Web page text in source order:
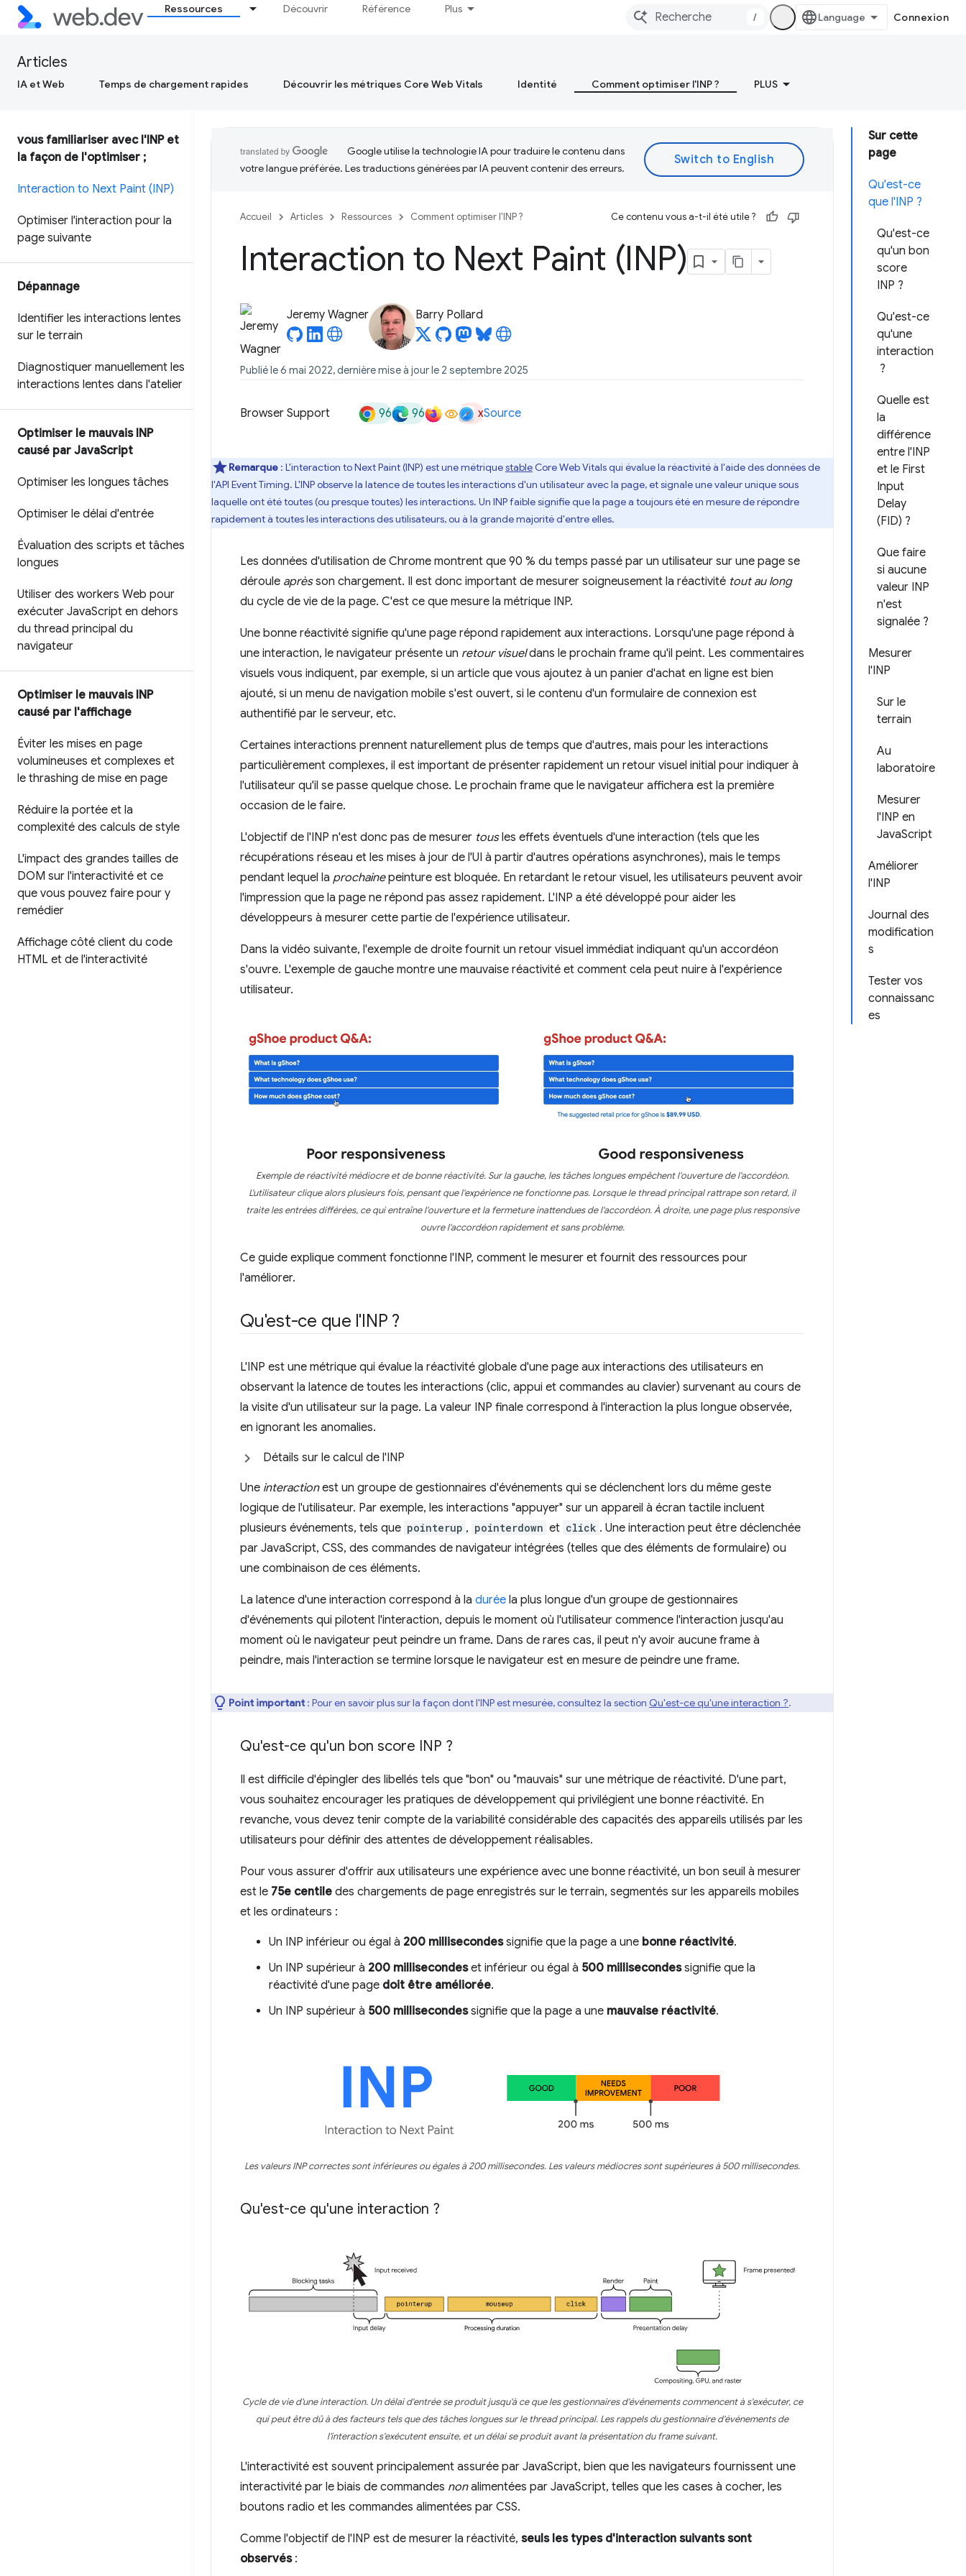
Ressources Découvrir Référence Plus
/ Connexion
Articles
IA et Web Temps de chargement rapides Découvrir les métriques Core Web Vitals Identité Comment optimiser l'INP ? PLUS
vous familiariser avec l'INP et
la façon de l'optimiser ;
Interaction to Next Paint (INP)
Optimiser l'interaction pour la
page suivante
Dépannage
Identifier les interactions lentes
sur le terrain
Diagnostiquer manuellement les
interactions lentes dans l'atelier
Optimiser le mauvais INP
causé par JavaScript
Optimiser les longues tâches
Optimiser le délai d'entrée
Évaluation des scripts et tâches
longues
Utiliser des workers Web pour
exécuter JavaScript en dehors
du thread principal du
navigateur
Optimiser le mauvais INP
causé par l'affichage
Éviter les mises en page
volumineuses et complexes et
le thrashing de mise en page
Réduire la portée et la
complexité des calculs de style
L'impact des grandes tailles de
DOM sur l'interactivité et ce
que vous pouvez faire pour y
remédier
Affichage côté client du code
HTML et de l'interactivité
Sur cette
page
Qu'est-ce
que l'INP ?
Qu'est-ce
qu'un bon
score
INP ?
Qu'est-ce
qu'une
interaction
?
Quelle est
la
différence
entre l'INP
et le First
Input
Delay
(FID) ?
Que faire
si aucune
valeur INP
n'est
signalée ?
Mesurer
l'INP
Sur le
terrain
Au
laboratoire
Mesurer
l'INP en
JavaScript
Améliorer
l'INP
Journal des
modification
s
Tester vos
connaissanc
es
Google utilise la technologie IA pour traduire le contenu dans
votre langue préférée. Les traductions générées par IA peuvent contenir des erreurs.
Accueil Articles Ressources Comment optimiser l'INP ? Ce contenu vous a-t-il été utile ?
Interaction to Next Paint (INP)
Jeremy Wagner Barry Pollard
Publié le 6 mai 2022, dernière mise à jour le 2 septembre 2025
Browser Support 96 96 xSource
Remarque : L'interaction to Next Paint (INP) est une métriquestable Core Web Vitals qui évalue la réactivité à l'aide des données de
l'API Event Timing. L'INP observe la latence de toutes les interactions d'un utilisateur avec la page, et signale une valeur unique sous
laquelle ont été toutes (ou presque toutes) les interactions. Un INP faible signifie que la page a toujours été en mesure de répondre
rapidement à toutes les interactions des utilisateurs, ou à la grande majorité d'entre elles.
Les données d'utilisation de Chrome montrent que 90 % du temps passé par un utilisateur sur une page se
déroule aprèsson chargement. Il est donc important de mesurer soigneusement la réactivité tout au long
du cycle de vie de la page. C'est ce que mesure la métrique INP.
Une bonne réactivité signifie qu'une page répond rapidement aux interactions. Lorsqu'une page répond à
une interaction, le navigateur présente un retour visueldans le prochain frame qu'il peint. Les commentaires
visuels vous indiquent, par exemple, si un article que vous ajoutez à un panier d'achat en ligne est bien
ajouté, si un menu de navigation mobile s'est ouvert, si le contenu d'un formulaire de connexion est
authentifié par le serveur, etc.
Certaines interactions prennent naturellement plus de temps que d'autres, mais pour les interactions
particulièrement complexes, il est important de présenter rapidement un retour visuel initial pour indiquer à
l'utilisateur qu'il se passe quelque chose. Le prochain frame que le navigateur affichera est la première
occasion de le faire.
L'objectif de l'INP n'est donc pas de mesurer tousles effets éventuels d'une interaction (tels que les
récupérations réseau et les mises à jour de l'UI à partir d'autres opérations asynchrones), mais le temps
pendant lequel la prochainepeinture est bloquée. En retardant le retour visuel, les utilisateurs peuvent avoir
l'impression que la page ne répond pas assez rapidement. L'INP a été développé pour aider les
développeurs à mesurer cette partie de l'expérience utilisateur.
Dans la vidéo suivante, l'exemple de droite fournit un retour visuel immédiat indiquant qu'un accordéon
s'ouvre. L'exemple de gauche montre une mauvaise réactivité et comment cela peut nuire à l'expérience
utilisateur.
Exemple de réactivité médiocre et de bonne réactivité. Sur la gauche, les tâches longues empêchent l'ouverture de l'accordéon.
L'utilisateur clique alors plusieurs fois, pensant que l'expérience ne fonctionne pas. Lorsque le thread principal rattrape son retard, il
traite les entrées différées, ce qui entraîne l'ouverture et la fermeture inattendues de l'accordéon. À droite, une page plus responsive
ouvre l'accordéon rapidement et sans problème.
Ce guide explique comment fonctionne l'INP, comment le mesurer et fournit des ressources pour
l'améliorer.
Qu'est-ce que l'INP ?
L'INP est une métrique qui évalue la réactivité globale d'une page aux interactions des utilisateurs en
observant la latence de toutes les interactions (clic, appui et commandes au clavier) survenant au cours de
la visite d'un utilisateur sur la page. La valeur INP finale correspond à l'interaction la plus longue observée,
en ignorant les anomalies.
Détails sur le calcul de l'INP
Une interactionest un groupe de gestionnaires d'événements qui se déclenchent lors du même geste
logique de l'utilisateur. Par exemple, les interactions "appuyer" sur un appareil à écran tactile incluent
plusieurs événements, tels que pointerup , pointerdown et click . Une interaction peut être déclenchée
par JavaScript, CSS, des commandes de navigateur intégrées (telles que des éléments de formulaire) ou
une combinaison de ces éléments.
La latence d'une interaction correspond à la durée la plus longue d'un groupe de gestionnaires
d'événements qui pilotent l'interaction, depuis le moment où l'utilisateur commence l'interaction jusqu'au
moment où le navigateur peut peindre un frame. Dans de rares cas, il peut n'y avoir aucune frame à
peindre, mais l'interaction se termine lorsque le navigateur est en mesure de peindre une frame.
Point important : Pour en savoir plus sur la façon dont l'INP est mesurée, consultez la section Qu'est-ce qu'une interaction ?.
Qu'est-ce qu'un bon score INP ?
Il est difficile d'épingler des libellés tels que "bon" ou "mauvais" sur une métrique de réactivité. D'une part,
vous souhaitez encourager les pratiques de développement qui privilégient une bonne réactivité. En
revanche, vous devez tenir compte de la variabilité considérable des capacités des appareils utilisés par les
utilisateurs pour définir des attentes de développement réalisables.
Pour vous assurer d'offrir aux utilisateurs une expérience avec une bonne réactivité, un bon seuil à mesurer
est le 75e centile des chargements de page enregistrés sur le terrain, segmentés sur les appareils mobiles
et les ordinateurs :
Un INP inférieur ou égal à 200 millisecondessignifie que la page a une bonne réactivité.
Un INP supérieur à 200 millisecondeset inférieur ou égal à 500 millisecondessignifie que la
réactivité d'une page doit être améliorée.
Un INP supérieur à 500 millisecondessignifie que la page a une mauvaise réactivité.
Les valeurs INP correctes sont inférieures ou égales à 200 millisecondes. Les valeurs médiocres sont supérieures à 500 millisecondes.
Qu'est-ce qu'une interaction ?
Cycle de vie d'une interaction. Un délai d'entrée se produit jusqu'à ce que les gestionnaires d'événements commencent à s'exécuter, ce
qui peut être dû à des facteurs tels que des tâches longues sur le thread principal. Les rappels du gestionnaire d'événements de
l'interaction s'exécutent ensuite, et un délai se produit avant la présentation du frame suivant.
L'interactivité est souvent principalement assurée par JavaScript, bien que les navigateurs fournissent une
interactivité par le biais de commandes nonalimentées par JavaScript, telles que les cases à cocher, les
boutons radio et les commandes alimentées par CSS.
Comme l'objectif de l'INP est de mesurer la réactivité, seuls les types d'interaction suivants sont
observés: